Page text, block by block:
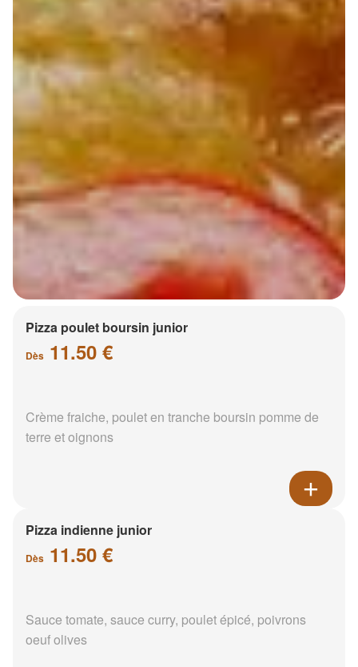
Pizza poulet boursin junior
Dès 11.50 €
Crème fraiche, poulet en tranche boursin pomme de
terre et oignons
Pizza indienne junior
Dès 11.50 €
Sauce tomate, sauce curry, poulet épicé, poivrons
oeuf olives